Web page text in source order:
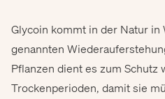
Glycoin kommt in der Natur in
genannten
Pflanzen dient es zum Schutz
Trockenperioden, damit sie